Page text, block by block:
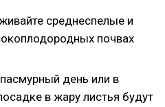
среднеспелые и
почвах
день или в
в жару листья будут